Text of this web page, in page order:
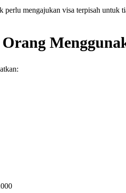
perlu mengajukan visa terpisah untuk